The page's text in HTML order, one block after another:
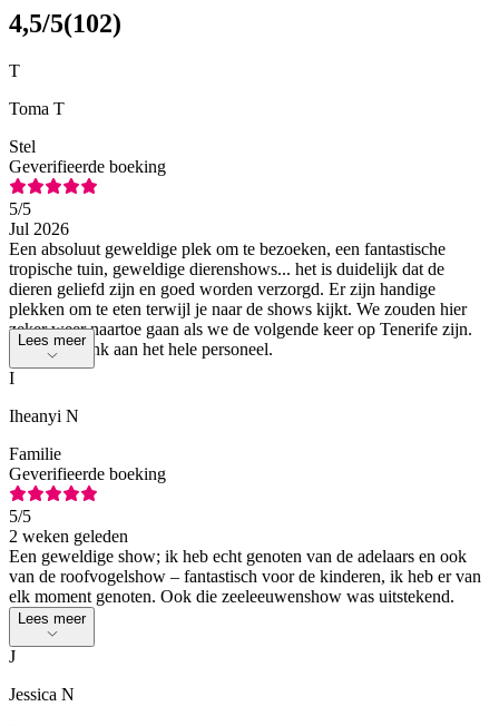
4,5/5(102)
T
Toma T
Stel
Geverifieerde boeking
5/5
Jul 2026
Een absoluut geweldige plek om te bezoeken, een fantastische
tropische tuin, geweldige dierenshows... het is duidelijk dat de
dieren geliefd zijn en goed worden verzorgd. Er zijn handige
plekken om te eten terwijl je naar de shows kijkt. We zouden hier
zeker weer naartoe gaan als we de volgende keer op Tenerife zijn.
Hartelijk dank aan het hele personeel.
Lees meer
I
Iheanyi N
Familie
Geverifieerde boeking
5/5
2 weken geleden
Een geweldige show; ik heb echt genoten van de adelaars en ook
van de roofvogelshow – fantastisch voor de kinderen, ik heb er van
elk moment genoten. Ook die zeeleeuwenshow was uitstekend.
Lees meer
J
Jessica N